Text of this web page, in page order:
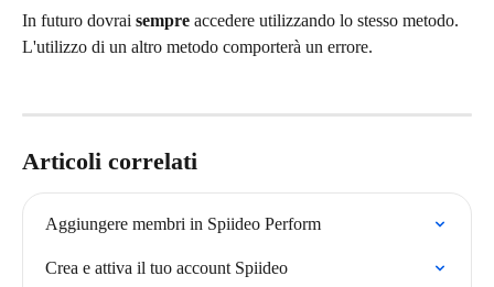
In futuro dovrai sempre accedere utilizzando lo stesso metodo.
L'utilizzo di un altro metodo comporterà un errore.
Articoli correlati
Aggiungere membri in Spiideo Perform
Crea e attiva il tuo account Spiideo